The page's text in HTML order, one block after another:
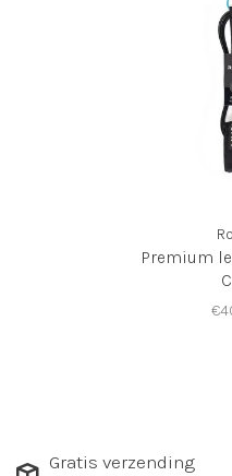
Premium
Gratis verzending